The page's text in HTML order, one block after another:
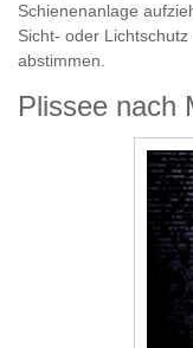
Schienenanlage
Sicht- oder
abstimmen.
Plissee nach